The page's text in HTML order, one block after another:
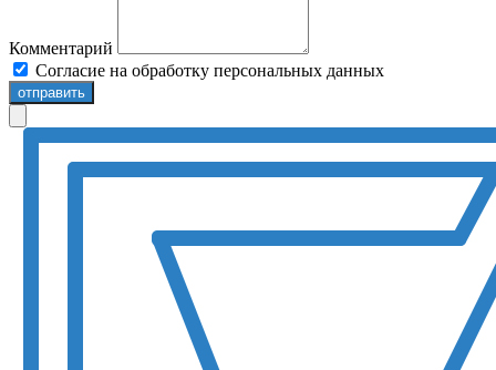
Комментарий
Согласие на обработку персональных данных
отправить